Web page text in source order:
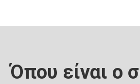
Όπου είναι ο